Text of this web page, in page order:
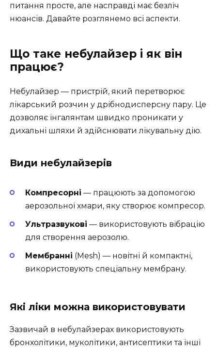
питання просте, але насправді має безліч
нюансів. Давайте розглянемо всі аспекти.
Що таке небулайзер і як він
працює?
Небулайзер — пристрій, який перетворює
лікарський розчин у дрібнодисперсну пару. Це
дозволяє інгалянтам швидко проникати у
дихальні шляхи й здійснювати лікувальну дію.
Види небулайзерів
Компресорні — працюють за допомогою
аерозольної хмари, яку створює компресор.
Ультразвукові — використовують вібрацію
для створення аерозолю.
Мембранні (Mesh) — новітні й компактні,
використовують спеціальну мембрану.
Які ліки можна використовувати
Зазвичай в небулайзерах використовують
бронхолітики, муколітики, антисептики та інші